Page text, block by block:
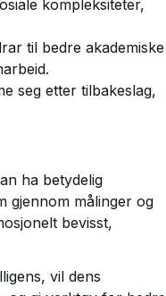
kompleksiteter,
til bedre akademiske
seg etter tilbakeslag,
ha betydelig
gjennom målinger og
bevisst,
vil dens